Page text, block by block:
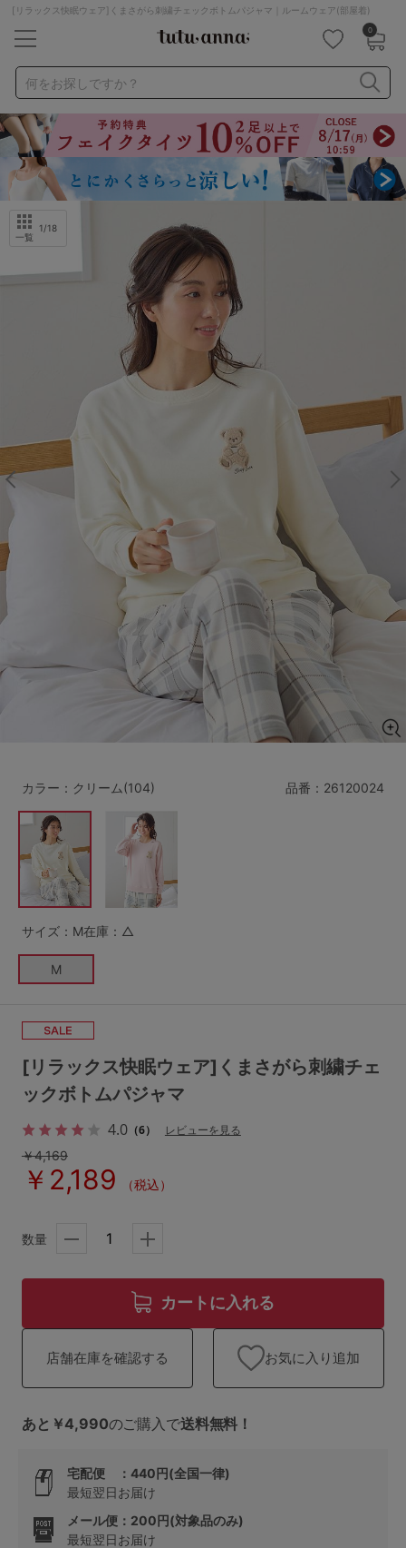
[リラックス快眠ウェア]くまさがら刺繍チェックボトムパジャマ｜ルームウェア(部屋着)
0
何をお探しですか？
ナイトブラ ノンワイヤー 特盛ブラ
チューブトップ
折り畳み
パジャマ ストッキング
キャミソール
ルームウェア
ルームウェア ライフスタイル
メンズ
マタニティ
サイズからブラを探す
B75 B80
C65 C70 C75 C80 C85
D80
E80 E85
F65 F70 F75
G65 G75
H70
SS M
L LL
S-AB S-CD
M-AB M-CD
L-AB L-CD L-EF
LL-EF
すべてのサイズを表示する
～999円
2,000～2,999円
4,000円～
セールアイテムから探す
セールアイテム
その他から探す
お気に入り
新着アイテム
特集ページ
検索を閉じる
一覧
1/18
品番： 26120024
[リラックス快眠ウェア]くまさがら刺繍チェ
ックボトムパジャマ
4.0（6）
レビューを見る
￥4,169
￥2,189 （税込）
カラー：クリーム(104)
サイズ：M在庫：△
M
数量
カートに入れる
店舗在庫を確認する お気に入り追加
あと￥4,990のご購入で送料無料！
宅配便 ：440円(全国一律)
最短翌日お届け
メール便：200円(対象品のみ)
最短翌日お届け